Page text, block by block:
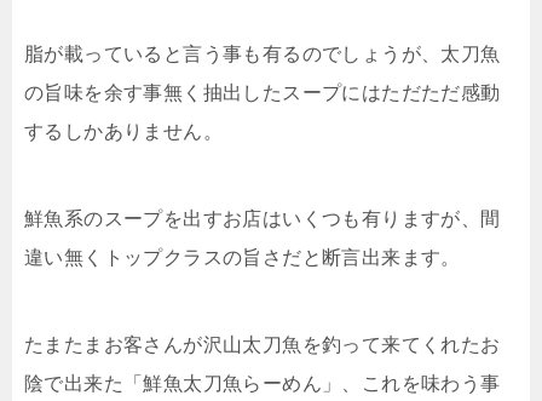
脂が載っていると言う事も有るのでしょうが、太刀魚
の旨味を余す事無く抽出したスープにはただただ感動
するしかありません。
鮮魚系のスープを出すお店はいくつも有りますが、間
違い無くトップクラスの旨さだと断言出来ます。
たまたまお客さんが沢山太刀魚を釣って来てくれたお
陰で出来た「鮮魚太刀魚らーめん」、これを味わう事